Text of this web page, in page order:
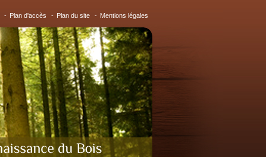
- Plan d'accès - Plan du site - Mentions légales